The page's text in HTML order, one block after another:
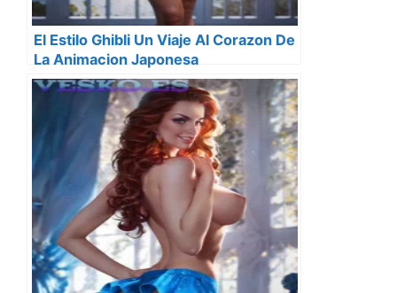
El Estilo Ghibli Un Viaje Al Corazon De
La Animacion Japonesa